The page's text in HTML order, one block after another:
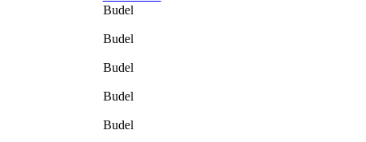
Budel
Budel
Budel
Budel
Budel